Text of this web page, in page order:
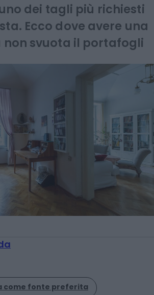
dei tagli più richiesti
Ecco dove avere una
non svuota il portafogli
come fonte preferita